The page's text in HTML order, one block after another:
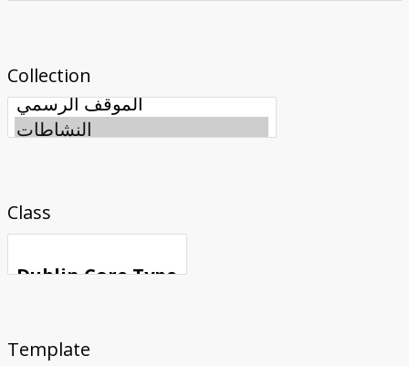
Collection
Class
Template